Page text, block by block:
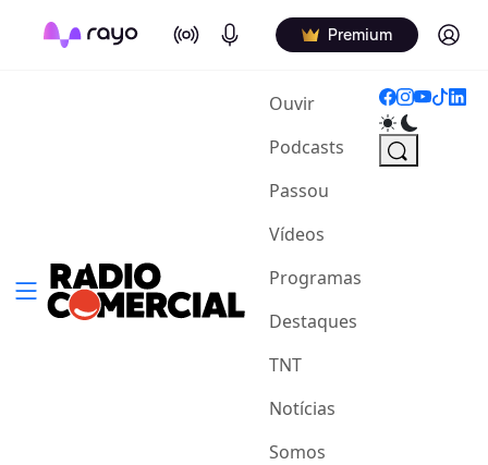
On Air Podcasts Premium Log in
Ouvir(current)
Podcasts
Passou
Vídeos
Programas
Destaques
TNT
Notícias
Somos